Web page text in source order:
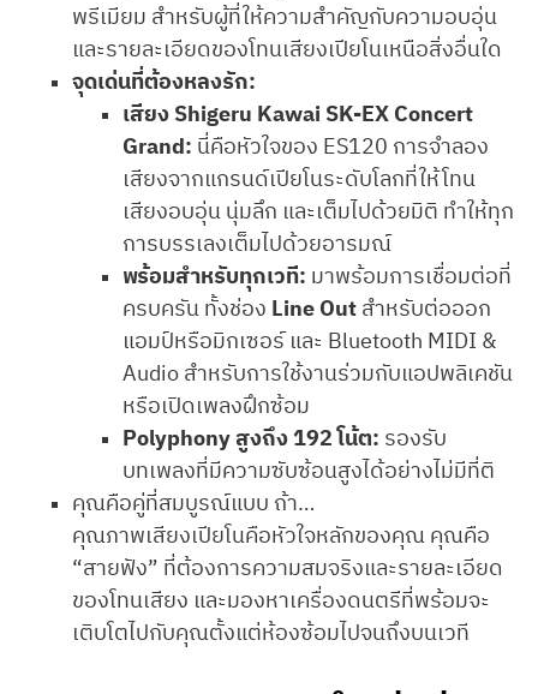
พรีเมียม สำหรับผู้ที่ให้ความสำคัญกับความอบอุ่น
และรายละเอียดของโทนเสียงเปียโนเหนือสิ่งอื่นใด
จุดเด่นที่ต้องหลงรัก:
เสียง Shigeru Kawai SK-EX Concert
Grand: นี่คือหัวใจของ ES120 การจำลอง
เสียงจากแกรนด์เปียโนระดับโลกที่ให้โทน
เสียงอบอุ่น นุ่มลึก และเต็มไปด้วยมิติ ทำให้ทุก
การบรรเลงเต็มไปด้วยอารมณ์
พร้อมสำหรับทุกเวที: มาพร้อมการเชื่อมต่อที่
ครบครัน ทั้งช่อง Line Out สำหรับต่อออก
แอมป์หรือมิกเซอร์ และ Bluetooth MIDI &
Audio สำหรับการใช้งานร่วมกับแอปพลิเคชัน
หรือเปิดเพลงฝึกซ้อม
Polyphony สูงถึง 192 โน้ต: รองรับ
บทเพลงที่มีความซับซ้อนสูงได้อย่างไม่มีที่ติ
คุณคือคู่ที่สมบูรณ์แบบ ถ้า…
คุณภาพเสียงเปียโนคือหัวใจหลักของคุณ คุณคือ
“สายฟัง” ที่ต้องการความสมจริงและรายละเอียด
ของโทนเสียง และมองหาเครื่องดนตรีที่พร้อมจะ
เติบโตไปกับคุณตั้งแต่ห้องซ้อมไปจนถึงบนเวที